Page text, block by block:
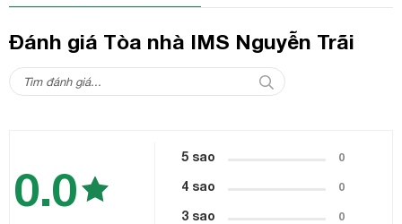
Đánh giá Tòa nhà IMS Nguyễn Trãi
0.0
5 sao 0
4 sao 0
3 sao 0